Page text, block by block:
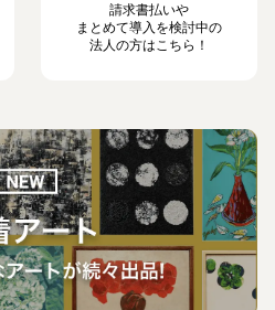
請求書払いや
まとめて導入を検討中の
法人の方はこちら！